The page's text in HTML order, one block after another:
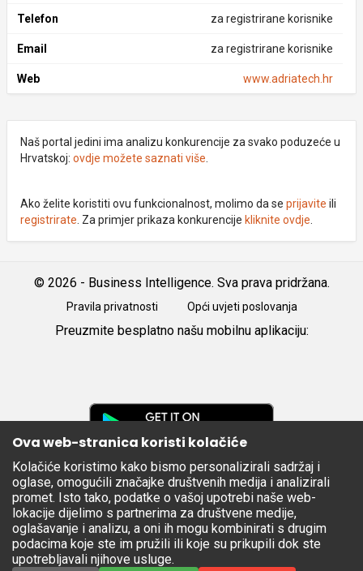
Telefon za registrirane korisnike
Email za registrirane korisnike
Web www.adriatech.hr
Naš portal jedini ima analizu konkurencije za svako poduzeće u
Hrvatskoj: ovdje možete saznati više
Ako želite koristiti ovu funkcionalnost, molimo da se prijavite ili
registrirate . Za primjer prikaza konkurencije kliknite ovdje
© 2026 - Business Intelligence. Sva prava pridržana.
Pravila privatnosti Opći uvjeti poslovanja
Preuzmite besplatno našu mobilnu aplikaciju:
Apple
Store
Ova web-stranica koristi kolačiće
Kolačiće koristimo kako bismo personalizirali sadržaj i
oglase, omogućili značajke društvenih medija i analizirali
promet. Isto tako, podatke o vašoj upotrebi naše web-
lokacije dijelimo s partnerima za društvene medije,
oglašavanje i analizu, a oni ih mogu kombinirati s drugim
podacima koje ste im pružili ili koje su prikupili dok ste
upotrebljavali njihove usluge.